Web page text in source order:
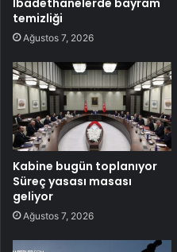
temizliği
Ağustos 7, 2026
Kabine bugün toplanıyor
Süreç yasası masası
geliyor
Ağustos 7, 2026